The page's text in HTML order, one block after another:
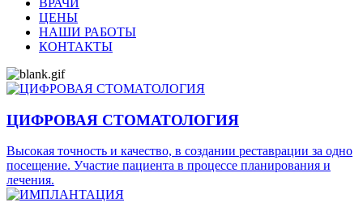
ВРАЧИ
ЦЕНЫ
НАШИ РАБОТЫ
КОНТАКТЫ
ЦИФРОВАЯ СТОМАТОЛОГИЯ
Высокая точность и качество, в создании реставрации за одно
посещение. Участие пациента в процессе планирования и
лечения.